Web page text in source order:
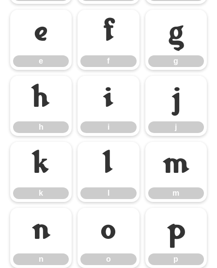
e
e
f
f
g
g
h
h
i
i
j
j
k
k
l m
m
n
n
o
o
p
p